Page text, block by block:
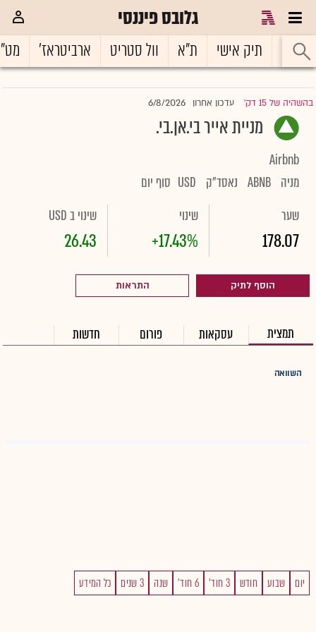
גלובס פיננסי
ראשי תיק אישי ת"א וול סטריט ארביטראז'
בהשהיה של 15 דק' |עדכון אחרון 6/8/2026
מניית אייר בי.אן.בי.
Airbnb
מניה ABNB נאסד"ק USD סוף יום
שער
178.07
שינוי
+17.43%
שינוי ב USD
26.43
הוסף לתיק התראות
תמצית עסקאות פורום חדשות
השוואה
יום שבוע חודש 3 חוד' 6 חוד' שנה 3 שנים כל המידע